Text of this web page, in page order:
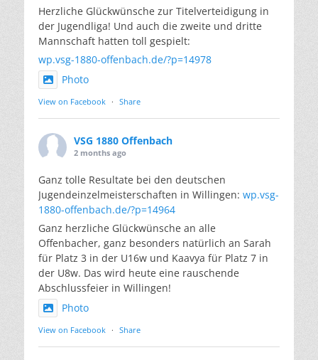
Herzliche Glückwünsche zur Titelverteidigung in
der Jugendliga! Und auch die zweite und dritte
Mannschaft hatten toll gespielt:
wp.vsg-1880-offenbach.de/?p=14978
Photo
View on Facebook · Share
VSG 1880 Offenbach
2 months ago
Ganz tolle Resultate bei den deutschen
Jugendeinzelmeisterschaften in Willingen: wp.vsg-
1880-offenbach.de/?p=14964
Ganz herzliche Glückwünsche an alle
Offenbacher, ganz besonders natürlich an Sarah
für Platz 3 in der U16w und Kaavya für Platz 7 in
der U8w. Das wird heute eine rauschende
Abschlussfeier in Willingen!
Photo
View on Facebook · Share